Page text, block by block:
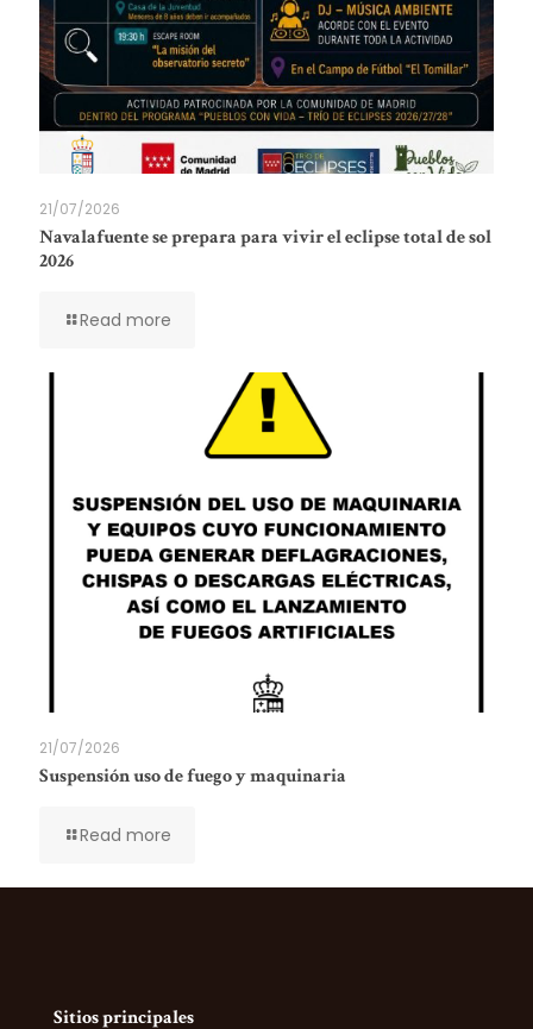
21/07/2026
Navalafuente se prepara para vivir el eclipse total de sol
2026
Read more
21/07/2026
Suspensión uso de fuego y maquinaria
Read more
Sitios principales